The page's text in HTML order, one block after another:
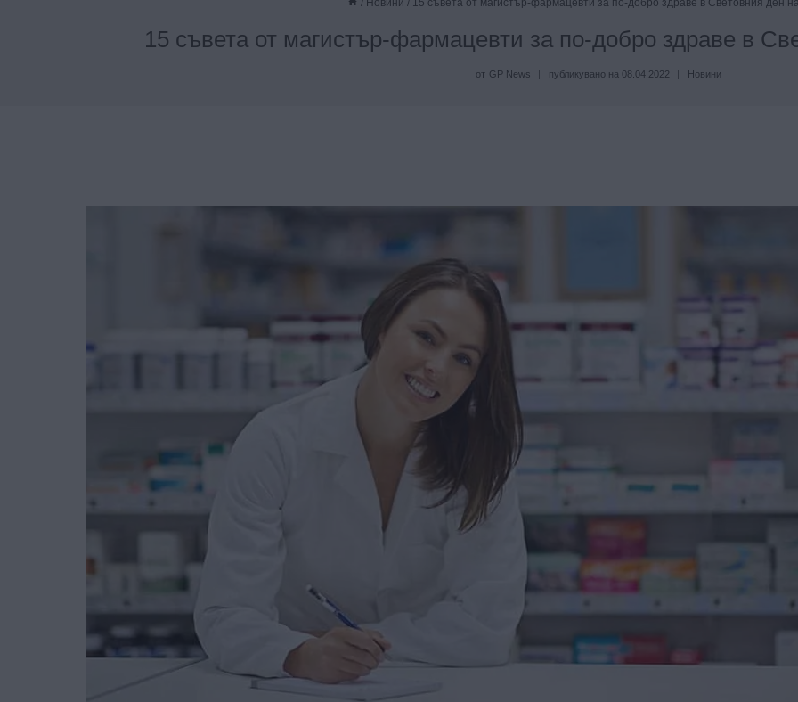
/ Новини / 15 съвета от магистър-фармацевти за по-добро здраве в Световния ден
15 съвета от магистър-фармацевти за по-добро здраве в
от GP News публикувано на 08.04.2022 Новини